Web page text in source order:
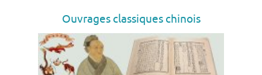
Ouvrages classiques chinois